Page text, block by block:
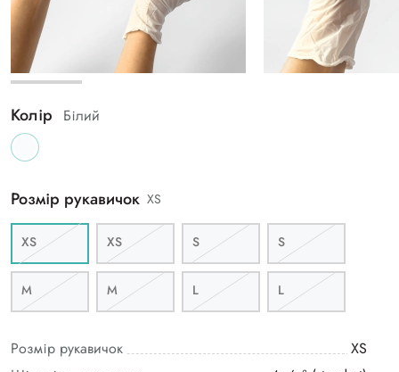
Колір Білий
Розмір рукавичок XS
XS XS S S
M M L L
Розмір рукавичок
XS